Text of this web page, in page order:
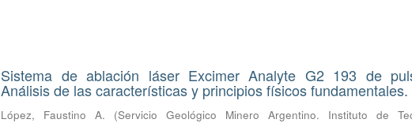
Sistema de ablación láser Excimer Analyte G2 193 de
Análisis de las características y principios físicos fundamentales.
López, Faustino A. (Servicio Geológico Minero Argentino. Instituto de